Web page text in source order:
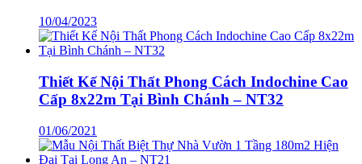
10/04/2023
Thiết Kế Nội Thất Phong Cách Indochine Cao
Cấp 8x22m Tại Bình Chánh – NT32
01/06/2021